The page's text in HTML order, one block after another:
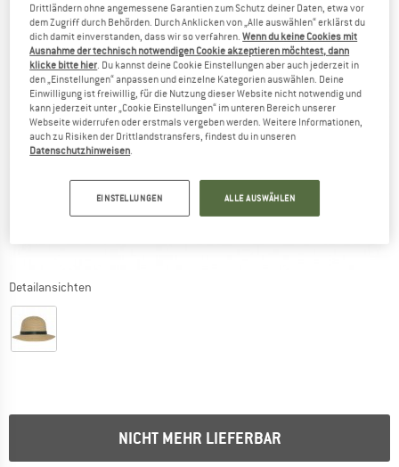
Detailansichten
NICHT MEHR LIEFERBAR
Drittländern ohne angemessene Garantien zum Schutz deiner Daten, etwa vor
dem Zugriff durch Behörden. Durch Anklicken von „Alle auswählen“ erklärst du
dich damit einverstanden, dass wir so verfahren.Wenn du keine Cookies mit
Ausnahme der technisch notwendigen Cookie akzeptieren möchtest, dann
klicke bitte hier. Du kannst deine Cookie Einstellungen aber auch jederzeit in
den „Einstellungen“ anpassen und einzelne Kategorien auswählen. Deine
Einwilligung ist freiwillig, für die Nutzung dieser Website nicht notwendig und
kann jederzeit unter „Cookie Einstellungen“ im unteren Bereich unserer
Webseite widerrufen oder erstmals vergeben werden. Weitere Informationen,
auch zu Risiken der Drittlandstransfers, findest du in unseren
Datenschutzhinweisen.
EINSTELLUNGEN ALLE AUSWÄHLEN